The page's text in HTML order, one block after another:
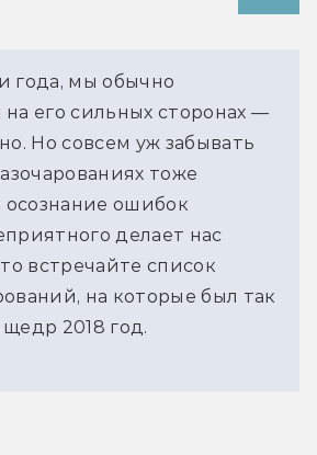
года, мы обычно
его сильных сторонах —
Но совсем уж забывать
тоже
осознание ошибок
делает нас
встречайте список
на которые был так
2018 год.